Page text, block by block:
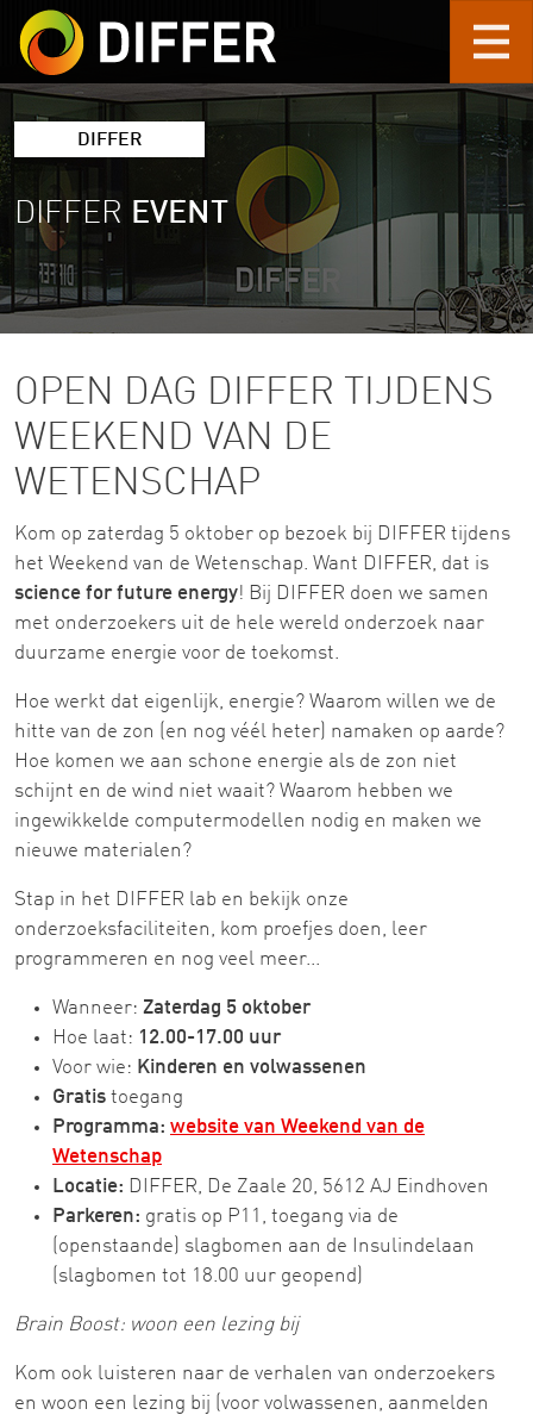
Skip to main content
DIFFER
DIFFER EVENT
OPEN DAG DIFFER TIJDENS
WEEKEND VAN DE
WETENSCHAP
Kom op zaterdag 5 oktober op bezoek bij DIFFER tijdens
het Weekend van de Wetenschap. Want DIFFER, dat is
science for future energy! Bij DIFFER doen we samen
met onderzoekers uit de hele wereld onderzoek naar
duurzame energie voor de toekomst.
Hoe werkt dat eigenlijk, energie? Waarom willen we de
hitte van de zon (en nog véél heter) namaken op aarde?
Hoe komen we aan schone energie als de zon niet
schijnt en de wind niet waait? Waarom hebben we
ingewikkelde computermodellen nodig en maken we
nieuwe materialen?
Stap in het DIFFER lab en bekijk onze
onderzoeksfaciliteiten, kom proefjes doen, leer
programmeren en nog veel meer...
Wanneer: Zaterdag 5 oktober
Hoe laat: 12.00-17.00 uur
Voor wie: Kinderen en volwassenen
Gratis toegang
Programma: website van Weekend van de
Wetenschap
Locatie: DIFFER, De Zaale 20, 5612 AJ Eindhoven
Parkeren: gratis op P11, toegang via de
(openstaande) slagbomen aan de Insulindelaan
(slagbomen tot 18.00 uur geopend)
Brain Boost: woon een lezing bij
Kom ook luisteren naar de verhalen van onderzoekers
en woon een lezing bij (voor volwassenen, aanmelden